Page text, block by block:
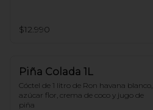
$12.990
Piña Colada 1L
Cóctel de 1 litro de Ron havana blanco,
azúcar flor, crema de coco y jugo de
piña